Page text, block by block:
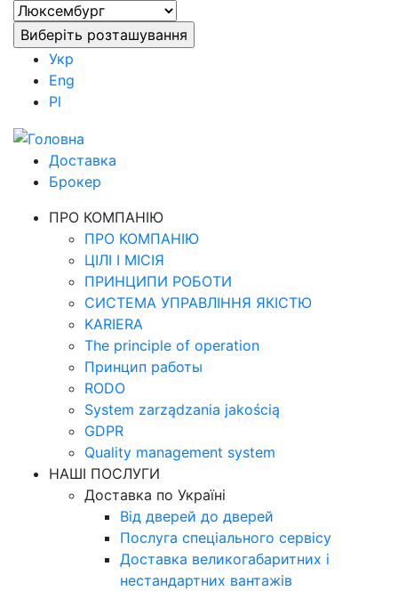
Укр
Eng
Pl
Доставка
Брокер
ПРО КОМПАНІЮ
ПРО КОМПАНІЮ
ЦІЛІ І МІСІЯ
ПРИНЦИПИ РОБОТИ
СИСТЕМА УПРАВЛІННЯ ЯКІСТЮ
KARIERA
The principle of operation
Принцип работы
RODO
System zarządzania jakością
GDPR
Quality management system
НАШІ ПОСЛУГИ
Доставка по Україні
Від дверей до дверей
Послуга спеціального сервісу
Доставка великогабаритних і
нестандартних вантажів